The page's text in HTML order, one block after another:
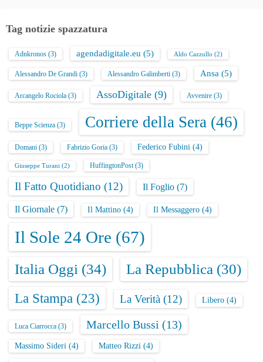
Tag notizie spazzatura
Adnkronos (3) agendadigitale.eu (5) Aldo Cazzullo (2)
Alessandro De Grandi (3) Alessandro Galimberti (3) Ansa (5)
Arcangelo Rociola (3) AssoDigitale (9) Avvenire (3)
Beppe Scienza (3) Corriere della Sera (46)
Domani (3) Fabrizio Goria (3) Federico Fubini (4)
Giuseppe Turani (2) HuffingtonPost(3)
Il Fatto Quotidiano (12) Il Foglio (7)
Il Giornale (7) Il Mattino (4) Il Messaggero (4)
Il Sole 24 Ore (67)
Italia Oggi (34) La Repubblica (30)
La Stampa (23) La Verità (12) Libero (4)
Luca Ciarrocca (3) Marcello Bussi (13)
Massimo Sideri (4) Matteo Rizzi (4)